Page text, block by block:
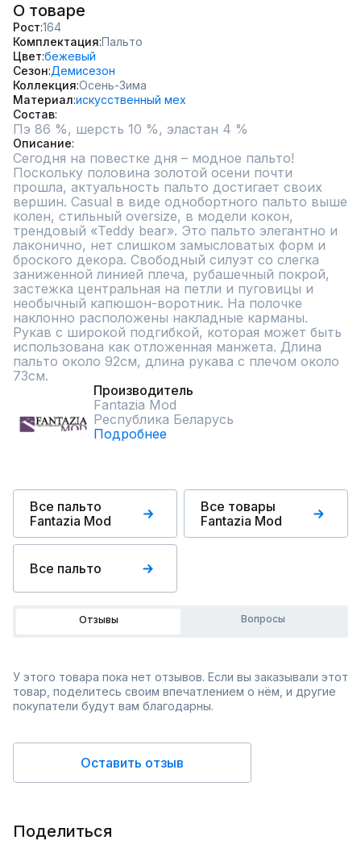
О товаре
Рост 164
Комплектация Пальто
Цвет бежевый
Сезон Демисезон
Коллекция Осень-Зима
Материал искусственный мех
Состав
Пэ 86 %, шерсть 10 %, эластан 4 %
Описание
Сегодня на повестке дня – модное пальто!
Поскольку половина золотой осени почти
прошла, актуальность пальто достигает своих
вершин. Casual в виде однобортного пальто выше
колен, стильный oversize, в модели кокон,
трендовый «Teddy bear». Это пальто элегантно и
лаконично, нет слишком замысловатых форм и
броского декора. Свободный силуэт со слегка
заниженной линией плеча, рубашечный покрой,
застежка центральная на петли и пуговицы и
необычный капюшон-воротник. На полочке
наклонно расположены накладные карманы.
Рукав с широкой подгибкой, которая может быть
использована как отложенная манжета. Длина
пальто около 92см, длина рукава с плечом около
73см.
Производитель
Fantazia Mod
Республика Беларусь
Подробнее
Все пальто
Fantazia Mod
Все товары
Fantazia Mod
Все пальто
Отзывы Вопросы
У этого товара пока нет отзывов. Если вы заказывали этот
товар, поделитесь своим впечатлением о нём, и другие
покупатели будут вам благодарны.
Оставить отзыв
Поделиться